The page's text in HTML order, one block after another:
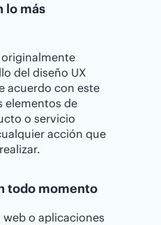
lo más
originalmente
del diseño UX
acuerdo con este
elementos de
o servicio
acción que
todo momento
web o aplicaciones